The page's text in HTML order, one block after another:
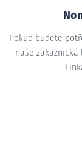
Pokud budete
naše